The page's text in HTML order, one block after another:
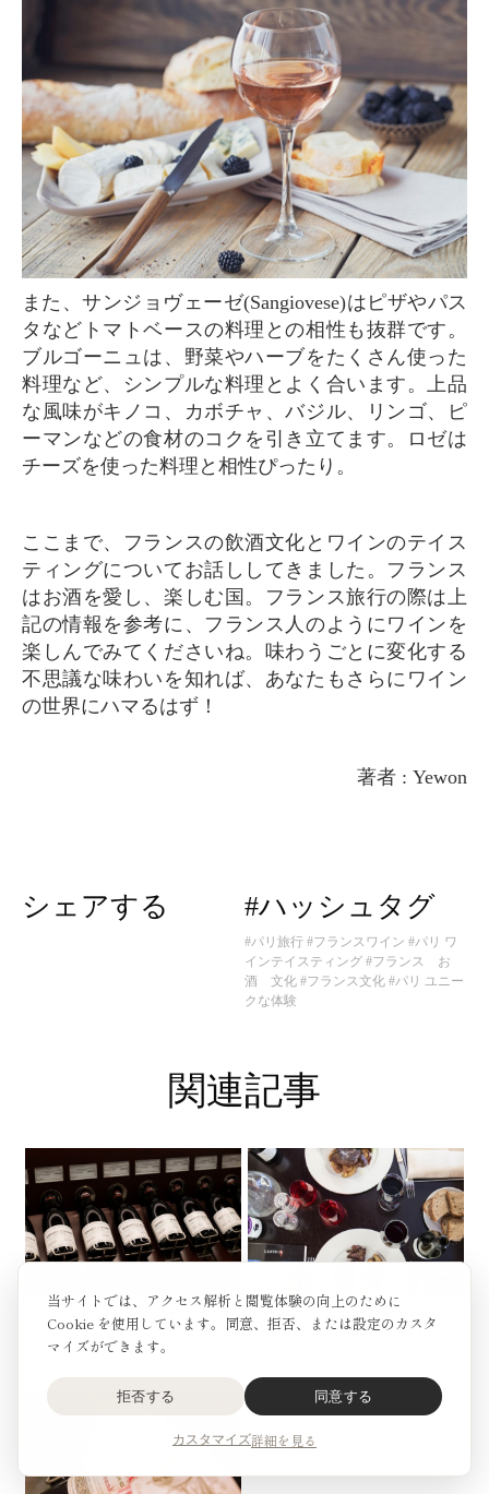
当サイトでは、アクセス解析と閲覧体験の向上のために
Cookie を使用しています。同意、拒否、または設定のカスタ
マイズができます。
拒否する 同意する
カスタマイズ詳細を見る
また、サンジョヴェーゼ(Sangiovese)はピザやパス
タなどトマトベースの料理との相性も抜群です。
ブルゴーニュは、野菜やハーブをたくさん使った
料理など、シンプルな料理とよく合います。上品
な風味がキノコ、カボチャ、バジル、リンゴ、ピ
ーマンなどの食材のコクを引き立てます。ロゼは
チーズを使った料理と相性ぴったり。
ここまで、フランスの飲酒文化とワインのテイス
ティングについてお話ししてきました。フランス
はお酒を愛し、楽しむ国。フランス旅行の際は上
記の情報を参考に、フランス人のようにワインを
楽しんでみてくださいね。味わうごとに変化する
不思議な味わいを知れば、あなたもさらにワイン
の世界にハマるはず！
著者 : Yewon
シェアする #ハッシュタグ
#パリ旅行 #フランスワイン #パリ ワ
インテイスティング #フランス お
酒 文化 #フランス文化 #パリ ユニー
クな体験
関連記事
フランス産赤ワイン
ラヴィニア 〜最高級の
ワインと味わうフレン